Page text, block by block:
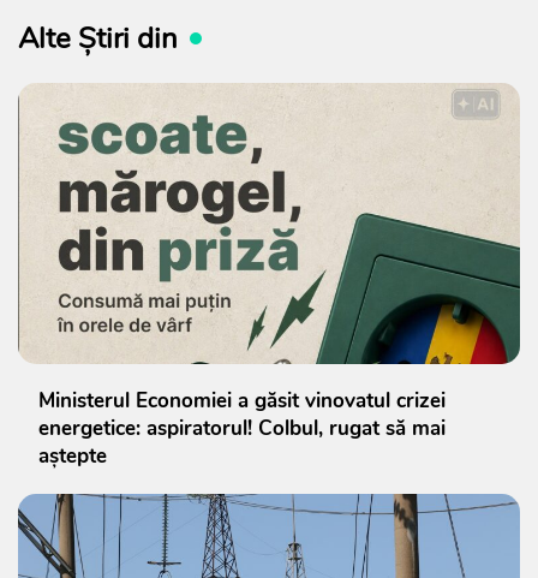
Alte Știri din
Ministerul Economiei a găsit vinovatul crizei
energetice: aspiratorul! Colbul, rugat să mai
aștepte